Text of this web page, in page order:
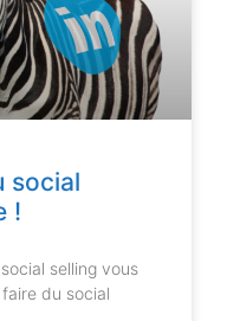
social
!
selling vous
du social